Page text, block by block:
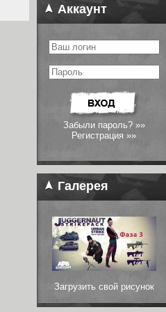
Аккаунт
Забыли пароль? »»
Регистрация »»
Галерея
Загрузить свой рисунок